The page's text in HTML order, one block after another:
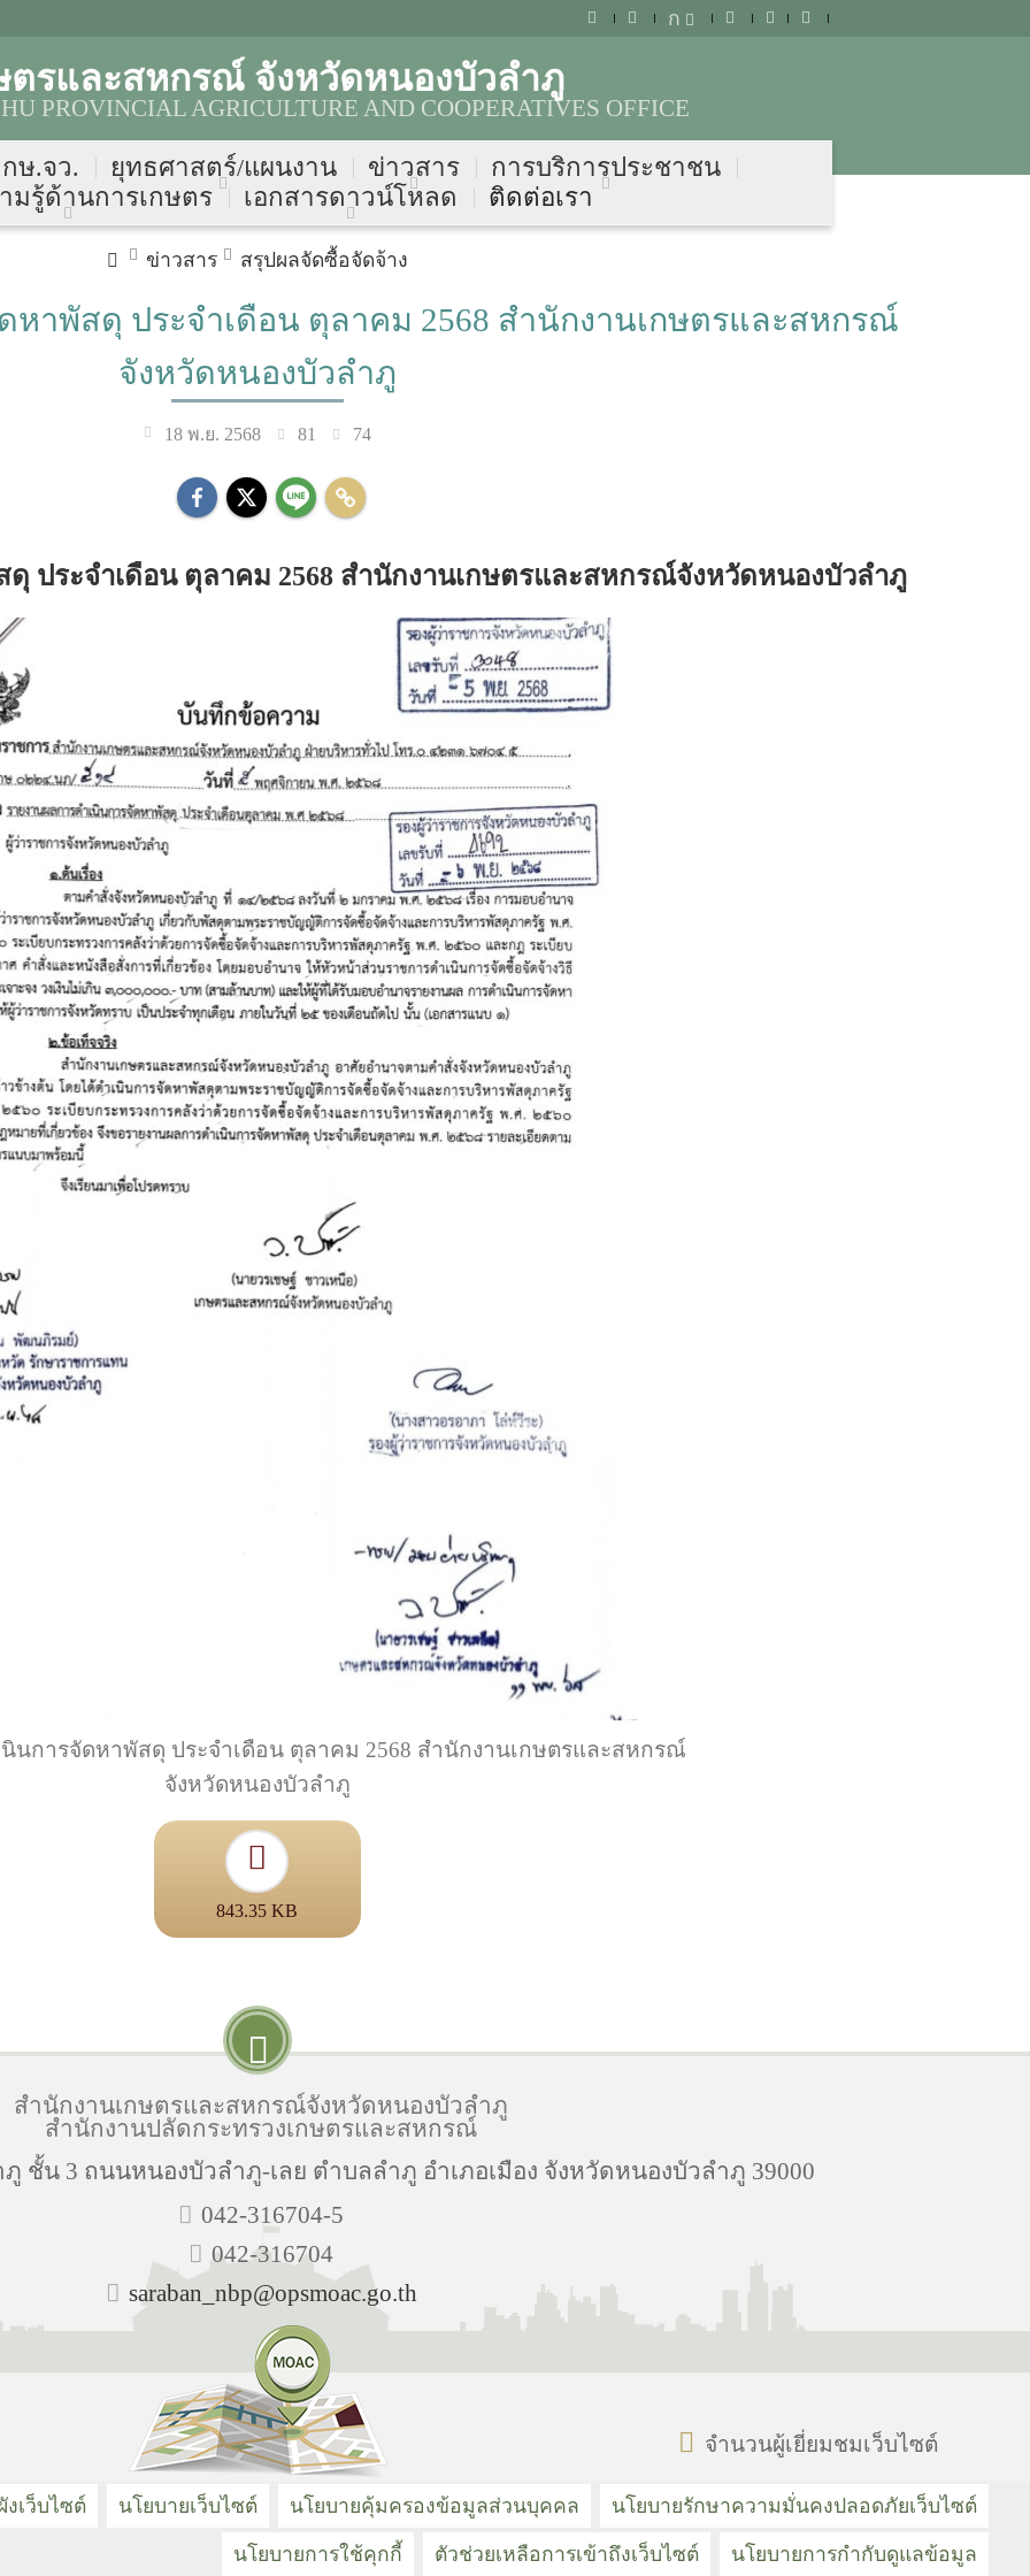
ก
ตรและสหกรณ์ จังหวัดหนองบัวลำภู
PROVINCIAL AGRICULTURE AND COOPERATIVES OFFICE
ษ.จว. ยุทธศาสตร์/แผนงาน ข่าวสาร
การบริการประชาชน
มรู้ด้านการเกษตร
เอกสารดาวน์โหลด ติดต่อเรา
ข่าวสาร สรุปผลจัดซื้อจัดจ้าง
หาพัสดุ ประจำเดือน ตุลาคม 2568 สำนักงานเกษตรและสหกรณ์
จังหวัดหนองบัวลำภู
18 พ.ย. 2568 81 74
ประจำเดือน ตุลาคม 2568 สำนักงานเกษตรและสหกรณ์จังหวัดหนองบัวลำภู
นินการจัดหาพัสดุ ประจำเดือน ตุลาคม 2568 สำนักงานเกษตรและสหกรณ์
จังหวัดหนองบัวลำภู
843.35 KB
สำนักงานเกษตรและสหกรณ์จังหวัดหนองบัวลำภู
สำนักงานปลัดกระทรวงเกษตรและสหกรณ์
ชั้น 3 ถนนหนองบัวลำภู-เลย ตำบลลำภู อำเภอเมือง จังหวัดหนองบัวลำภู 39000
042-316704-5
042-316704
saraban_nbp@opsmoac.go.th
จำนวนผู้เยี่ยมชมเว็บไซต์
งเว็บไซต์ นโยบายเว็บไซต์ นโยบายคุ้มครองข้อมูลส่วนบุคคล นโยบายรักษาความมั่นคงปลอดภัยเว็บไซต์
นโยบายการใช้คุกกี้ ตัวช่วยเหลือการเข้าถึงเว็บไซต์ นโยบายการกำกับดูแลข้อมูล